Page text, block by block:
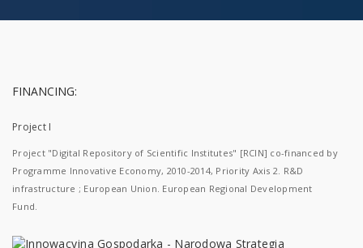
FINANCING:
Project I
Project "Digital Repository of Scientific Institutes" [RCIN] co-financed by
Programme Innovative Economy, 2010-2014, Priority Axis 2. R&D
infrastructure ; European Union. European Regional Development
Fund.